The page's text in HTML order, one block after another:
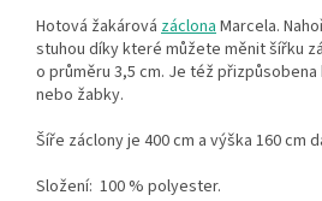
Hotová žakárová záclonaMarcela.
stuhou díky které můžete měnit šířku
o průměru 3,5 cm. Je též
nebo žabky.
Šíře záclony je 400 cm a výška 160 cm
Složení: 100 % polyester.